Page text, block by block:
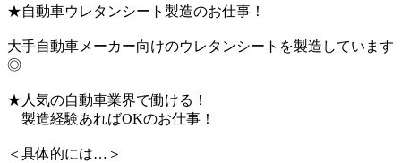
★自動車ウレタンシート製造のお仕事！
大手自動車メーカー向けのウレタンシートを製造しています
◎
★人気の自動車業界で働ける！
製造経験あればOKのお仕事！
＜具体的には…＞